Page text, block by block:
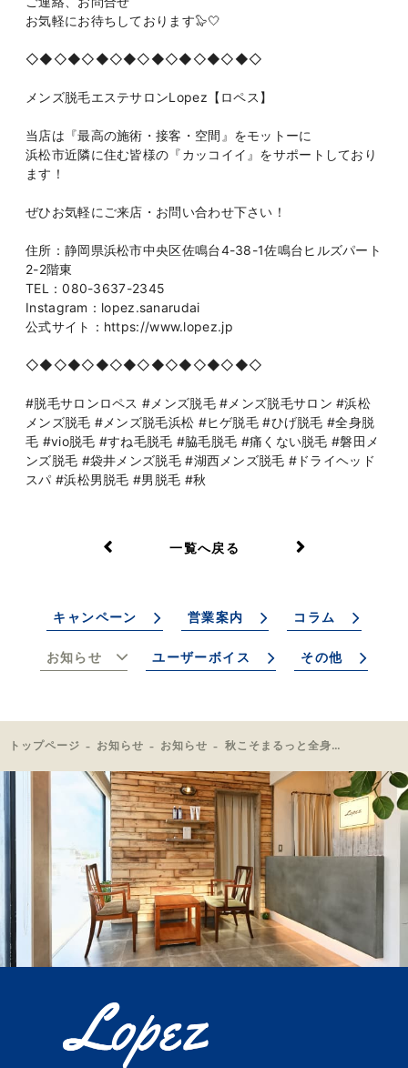
お気軽にお待ちしております🦭🤍
◇◆◇◆◇◆◇◆◇◆◇◆◇◆◇◆◇
メンズ脱毛エステサロンLopez【ロペス】
当店は『最高の施術・接客・空間』をモットーに
浜松市近隣に住む皆様の『カッコイイ』をサポートしており
ます！
ぜひお気軽にご来店・お問い合わせ下さい！
住所：静岡県浜松市中央区佐鳴台4-38-1佐鳴台ヒルズパート
2-2階東
TEL：080-3637-2345
Instagram：lopez.sanarudai
公式サイト：https://www.lopez.jp
◇◆◇◆◇◆◇◆◇◆◇◆◇◆◇◆◇
#脱毛サロンロペス #メンズ脱毛 #メンズ脱毛サロン #浜松
メンズ脱毛 #メンズ脱毛浜松 #ヒゲ脱毛 #ひげ脱毛 #全身脱
毛 #vio脱毛 #すね毛脱毛 #脇毛脱毛 #痛くない脱毛 #磐田メ
ンズ脱毛 #袋井メンズ脱毛 #湖西メンズ脱毛 #ドライヘッド
スパ #浜松男脱毛 #男脱毛 #秋
一覧へ戻る
キャンペーン 営業案内 コラム
お知らせ ユーザーボイス その他
トップページ お知らせ お知らせ 秋こそまるっと全身脱毛